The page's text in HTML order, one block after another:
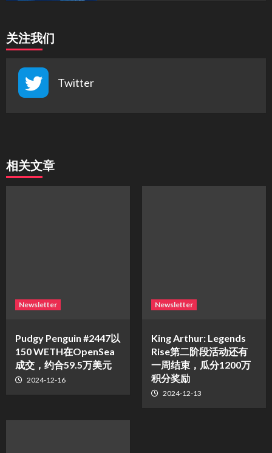
关注我们
Twitter
相关文章
Newsletter
Pudgy Penguin #2447以
150 WETH在OpenSea
成交，约合59.5万美元
2024-12-16
Newsletter
King Arthur: Legends
Rise第二阶段活动还有
一周结束，瓜分1200万
积分奖励
2024-12-13